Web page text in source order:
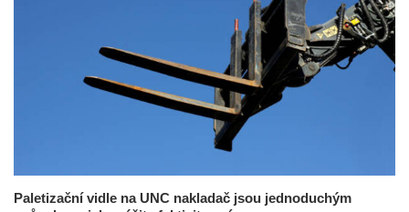
Paletizační vidle na UNC nakladač jsou jednoduchým